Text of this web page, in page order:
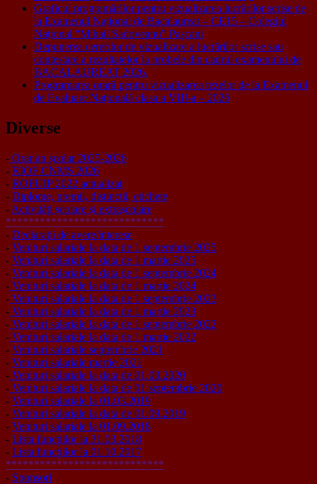
Graficul programărilor pentru vizualizarea lucrărilor scrise de
la Examenul Național de Bacalaureat – CE15 – Colegiul
Național “Mihail Sadoveanu” Pașcani
Depunerea cererilor de vizualizare a lucrărilor scrise sau
contestare a rezultatelor la probele din cadrul examenului de
BACALAUREAT 2026.
Programarea orară pentru vizualizarea tezelor de la Examenul
de Evaluare Națională clasa a VIII-a – 2026
Diverse
- Orar an școlar 2025-2026
- RIOF CNMS 2026
- ROFUIP 2022 actualizat
- Diplome, premii, distinctii, etichete
- Activități școlare și extrașcolare
****************************
- Declarații de avere/interese
- Venituri salariale la data de 1 septembrie 2025
- Venituri salariale la data de 1 martie 2025
- Venituri salariale la data de 1 septembrie 2024
- Venituri salariale la data de 1 martie 2024
- Venituri salariale la data de 1 septembrie 2023
- Venituri salariale la data de 1 martie 2023
- Venituri salariale la data de 1 septembrie 2022
- Venituri salariale la data de 1 martie 2022
- Venituri salariale septembrie 2021
- Venituri salariale martie 2021
- Venituri salariale la data de 01.03.2020
- Venituri salariale la data de 01 septembrie 2020
- Venituri salariale la 01.03.2019
- Venituri salariale la data de 01.09.2019
- Venituri salariale la 01.09.2018
- Lista funcțiilor la 31.03.2018
- Lista funcțiilor la 01.10.2017
****************************
- Sponsori